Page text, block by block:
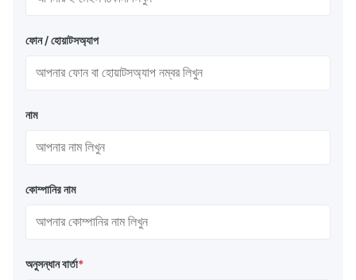
ফোন / হোয়াটসঅ্যাপ
নাম
কোম্পানির নাম
অনুসন্ধান বার্তা*